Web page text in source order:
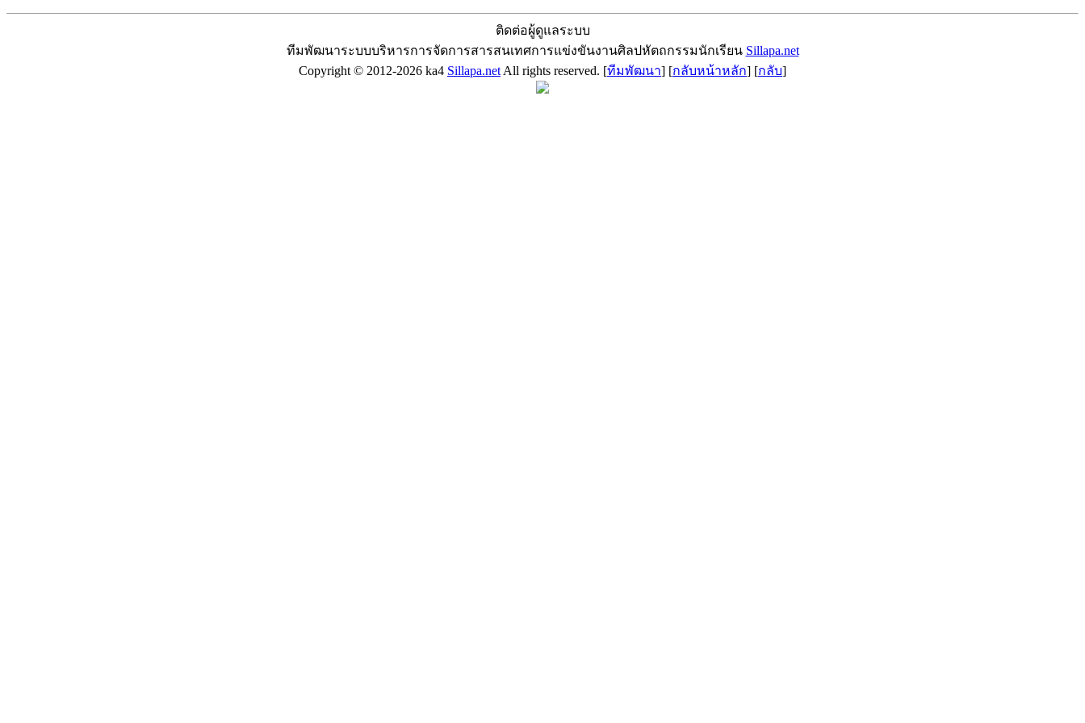
ติดต่อผู้ดูแลระบบ
ทีมพัฒนาระบบบริหารการจัดการสารสนเทศการแข่งขันงานศิลปหัตถกรรมนักเรียน Sillapa.net
Copyright © 2012-2026 ka4 Sillapa.net All rights reserved. [ทีมพัฒนา] [กลับหน้าหลัก] [กลับ]